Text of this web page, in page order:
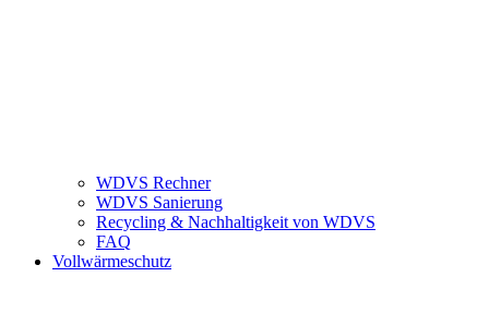
WDVS Rechner
WDVS Sanierung
Recycling & Nachhaltigkeit von WDVS
FAQ
Vollwärmeschutz